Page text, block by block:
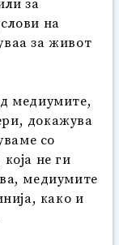
на
за живот
медиумите,
докажува
со
не ги
медиумите
како и